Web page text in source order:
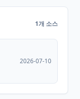
1개 소스
2026-07-10